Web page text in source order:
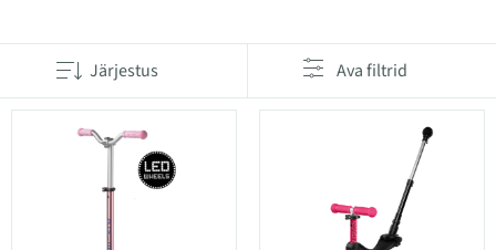
Järjestus Ava filtrid